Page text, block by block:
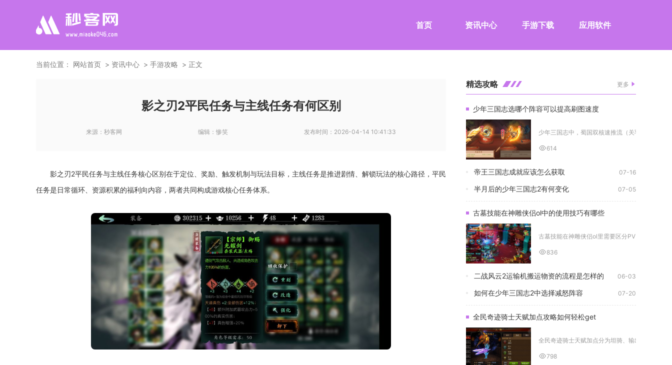
首页 资讯中心 手游下载 应用软件
当前位置： 网站首页 资讯中心 手游攻略 正文
影之刃2平民任务与主线任务有何区别
来源： 秒客网 编辑： 惨笑 发布时间： 2026-04-14 10:41:33
影之刃2平民任务与主线任务核心区别在于定位、奖励、触发机制与玩法目标，主线任务是推进剧情、解锁玩法的核心路径，平民
任务是日常循环、资源积累的福利向内容，两者共同构成游戏核心任务体系。
精选攻略 更多
少年三国志选哪个阵容可以提高刷图速度
少年三国志中，蜀国双核速推流（关羽、赵云、
614
帝王三国志成就应该怎么获取 07-16
半月后的少年三国志2有何变化 07-05
古墓技能在神雕侠侣ol中的使用技巧有哪些
古墓技能在神雕侠侣ol里需要区分PVE副本练级与
836
二战风云2运输机搬运物资的流程是怎样的 06-03
如何在少年三国志2中选择减怒阵容 07-20
全民奇迹骑士天赋加点攻略如何轻松get
全民奇迹骑士天赋加点分为坦骑、输出骑两套成
798